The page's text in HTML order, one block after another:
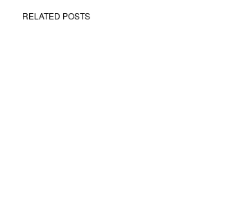
RELATED POSTS